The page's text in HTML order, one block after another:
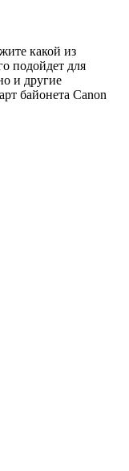
какой из
подойдет для
и другие
байонета Canon